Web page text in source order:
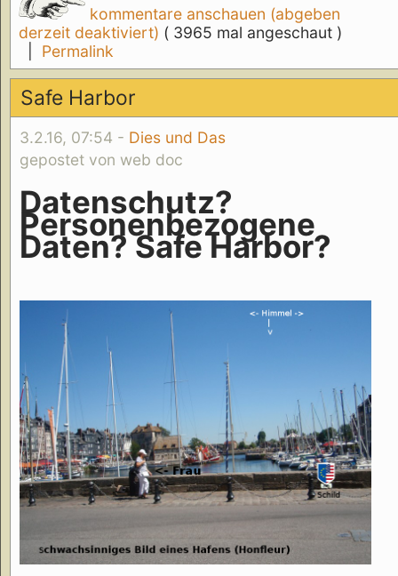
kommentare anschauen (abgeben
derzeit deaktiviert) ( 3965 mal angeschaut )
Permalink
Safe Harbor
3.2.16, 07:54 - Dies und Das
gepostet von web doc
Datenschutz?
Personenbezogene
Daten? Safe Harbor?